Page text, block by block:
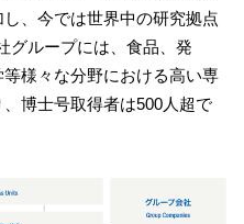
、今では世界中の研究拠点
グループには、食品、発
様々な分野における高い専
博士号取得者は500人超で